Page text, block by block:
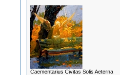
Сaementarius Civitas Solis Aeterna